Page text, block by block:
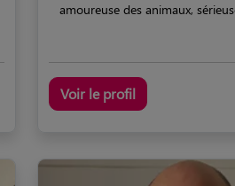
amoureuse des animaux,
Voir le profil